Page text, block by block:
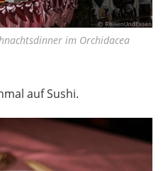
im Orchidacea
auf Sushi.